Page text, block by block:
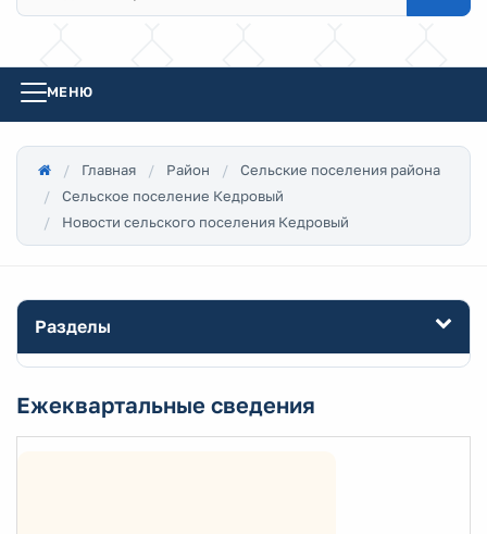
МЕНЮ
Главная Район
Сельские поселения района
Сельское поселение Кедровый
Новости сельского поселения Кедровый
Разделы
Ежеквартальные сведения